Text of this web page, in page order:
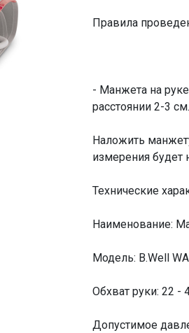
Правила
- Манжета на
расстоянии 2-3
Наложить
измерения
Технические
Наименование:
Модель: B.Well
Обхват руки: 22 -
Допустимое